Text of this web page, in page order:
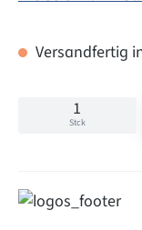
Versandfertig
Stck